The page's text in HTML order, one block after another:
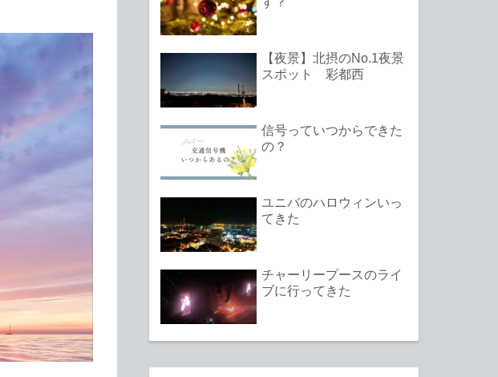
【夜景】北摂のNo.1夜景
スポット 彩都西
信号っていつからできた
の？
ユニバのハロウィンいっ
てきた
チャーリープースのライ
ブに行ってきた